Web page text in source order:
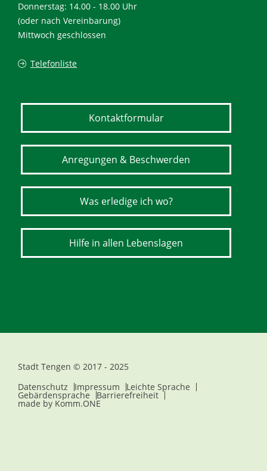
Donnerstag: 14.00 - 18.00 Uhr
(oder nach Vereinbarung)
Mittwoch geschlossen
Telefonliste
Kontaktformular
Anregungen & Beschwerden
Was erledige ich wo?
Hilfe in allen Lebenslagen
Stadt Tengen © 2017 - 2025
Datenschutz
Impressum Leichte Sprache
Gebärdensprache Barrierefreiheit
made by Komm.ONE